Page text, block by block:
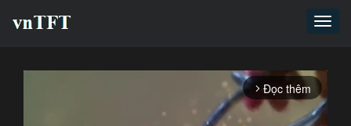
arrow_forward_ios Đọc thêm